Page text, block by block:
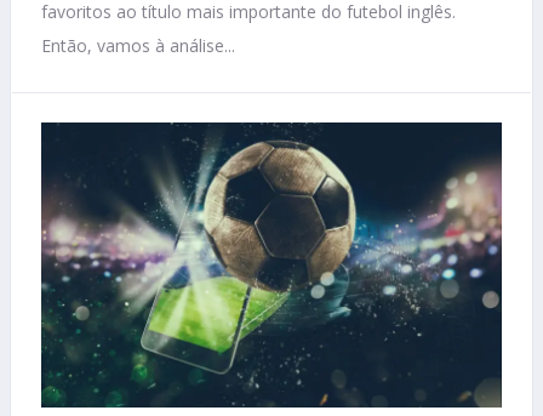
favoritos ao título mais importante do futebol inglês.
Então, vamos à análise...